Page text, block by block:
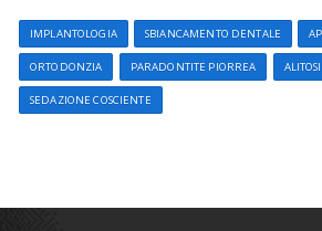
IMPLANTOLOGIA SBIANCAMENTO DENTALE
ORTODONZIA PARADONTITE PIORREA ALITOSI
SEDAZIONE COSCIENTE